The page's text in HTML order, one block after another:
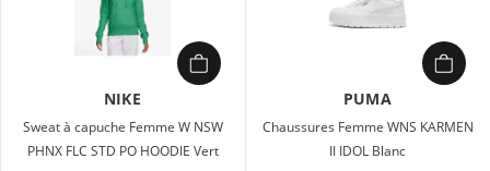
NIKE
Sweat à capuche Femme W NSW
PHNX FLC STD PO HOODIE Vert
PUMA
Chaussures Femme WNS KARMEN
II IDOL Blanc